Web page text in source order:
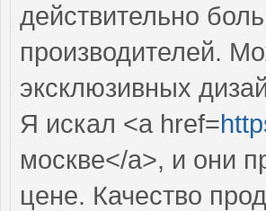
действительно
производителей.
эксклюзивных
Я искал <a href=
москве</a>, и они
цене. Качество